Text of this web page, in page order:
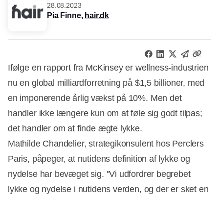
28.08.2023
Pia Finne, hair.dk
Ifølge en rapport fra McKinsey er wellness-industrien
nu en global milliardforretning på $1,5 billioner, med
en imponerende årlig vækst på 10%. Men det
handler ikke længere kun om at føle sig godt tilpas;
det handler om at finde ægte lykke.
Mathilde Chandelier, strategikonsulent hos Perclers
Paris, påpeger, at nutidens definition af lykke og
nydelse har bevæget sig. "Vi udfordrer begrebet
lykke og nydelse i nutidens verden, og der er sket en